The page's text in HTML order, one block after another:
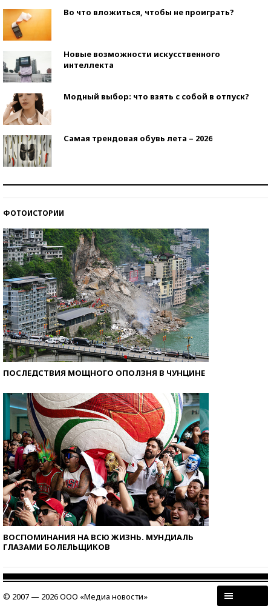
Во что вложиться, чтобы не проиграть?
Новые возможности искусственного
интеллекта
Модный выбор: что взять с собой в отпуск?
Самая трендовая обувь лета – 2026
ФОТОИСТОРИИ
ПОСЛЕДСТВИЯ МОЩНОГО ОПОЛЗНЯ В ЧУНЦИНЕ
ВОСПОМИНАНИЯ НА ВСЮ ЖИЗНЬ. МУНДИАЛЬ
ГЛАЗАМИ БОЛЕЛЬЩИКОВ
© 2007 — 2026 ООО «Медиа новости»